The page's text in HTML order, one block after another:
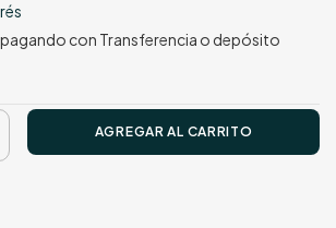
pagando con Transferencia o depósito